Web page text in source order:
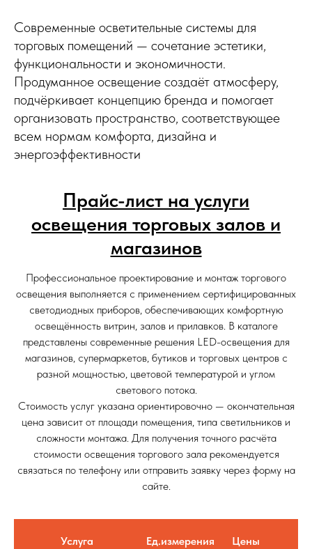
Современные осветительные системы для
торговых помещений — сочетание эстетики,
функциональности и экономичности.
Продуманное освещение создаёт атмосферу,
подчёркивает концепцию бренда и помогает
организовать пространство, соответствующее
всем нормам комфорта, дизайна и
энергоэффективности
Прайс-лист на услуги
освещения торговых залов и
магазинов
Профессиональное проектирование и монтаж торгового
освещения выполняется с применением сертифицированных
светодиодных приборов, обеспечивающих комфортную
освещённость витрин, залов и прилавков. В каталоге
представлены современные решения LED-освещения для
магазинов, супермаркетов, бутиков и торговых центров с
разной мощностью, цветовой температурой и углом
светового потока.
Стоимость услуг указана ориентировочно — окончательная
цена зависит от площади помещения, типа светильников и
сложности монтажа. Для получения точного расчёта
стоимости освещения торгового зала рекомендуется
связаться по телефону или отправить заявку через форму на
сайте.
Услуга Ед.измерения
Цены